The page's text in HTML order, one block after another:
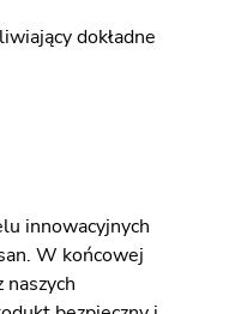
dokładne
innowacyjnych
W końcowej